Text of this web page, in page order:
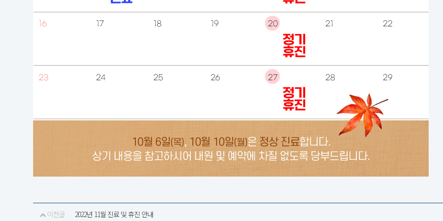
이전글 2022년 11월 진료 및 휴진 안내